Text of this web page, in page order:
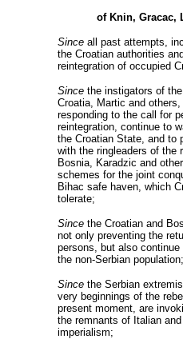
of Knin, Gracac,
Since all past attempts,
the Croatian authorities
reintegration of occupied
Since the instigators of
Croatia, Martic and
responding to the call for
reintegration, continue to
the Croatian State, and to
with the ringleaders of the
Bosnia, Karadzic and
schemes for the joint
Bihac safe haven, which
tolerate;
Since the Croatian and
not only preventing the
persons, but also
the non-Serbian population;
Since the Serbian
very beginnings of the
present moment, are
the remnants of Italian
imperialism;